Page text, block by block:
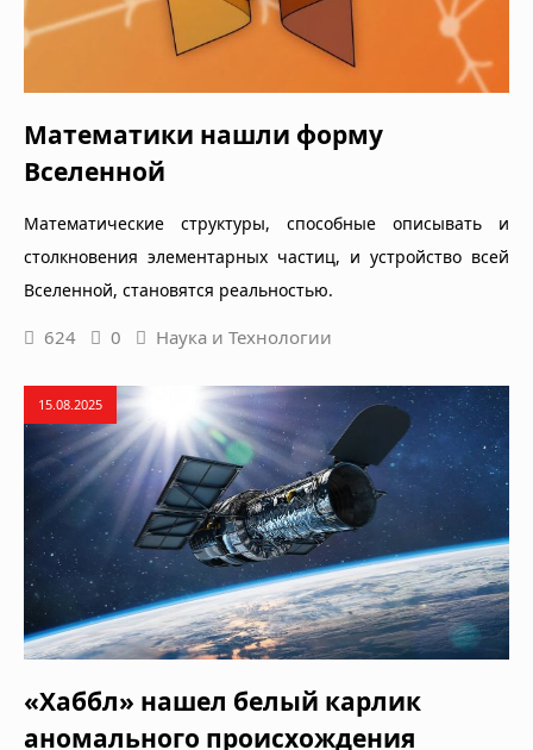
Математики нашли форму
Вселенной
Математические структуры, способные описывать и
столкновения элементарных частиц, и устройство всей
Вселенной, становятся реальностью.
624 0 Наука и Технологии
15.08.2025
«Хаббл» нашел белый карлик
аномального происхождения